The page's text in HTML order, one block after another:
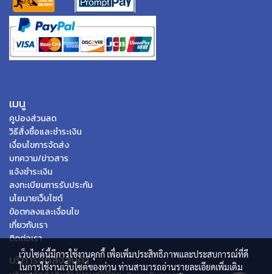
เมนู
คูปองส่วนลด
วิธีสั่งซื้อและชำระเงิน
เงื่อนไขการจัดส่ง
บทความ/ข่าวสาร
แจ้งชำระเงิน
ลงทะเบียนการรับประกัน
นโยบายเว็บไซต์
ข้อตกลงและเงื่อนไข
เกี่ยวกับเรา
ติดต่อเรา
บริการจัดส่งสินค้า
เว็บไซต์นี้มีการใช้งานคุกกี้ เพื่อเพิ่มประสิทธิภาพและประสบการณ์ที่ดี
ในการใช้งานเว็บไซต์ของท่าน ท่านสามารถอ่านรายละเอียดเพิ่มเติม